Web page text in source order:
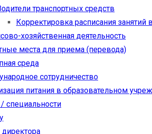
транспортных средств
Корректировка расписания занятий
хозяйственная деятельность
места для приема (перевода)
среда
сотрудничество
питания в образовательном
специальности